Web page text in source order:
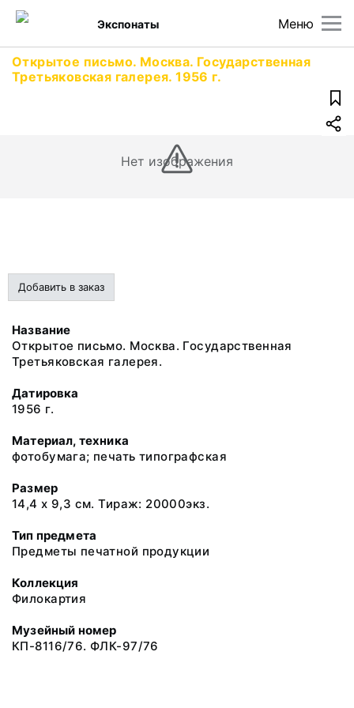
Меню
Экспонаты
Открытое письмо. Москва. Государственная
Третьяковская галерея. 1956 г.
Нет изображения
Добавить в заказ
Название
Открытое письмо. Москва. Государственная
Третьяковская галерея.
Датировка
1956 г.
Материал, техника
фотобумага; печать типографская
Размер
14,4 х 9,3 см. Тираж: 20000экз.
Тип предмета
Предметы печатной продукции
Коллекция
Филокартия
Музейный номер
КП-8116/76. ФЛК-97/76